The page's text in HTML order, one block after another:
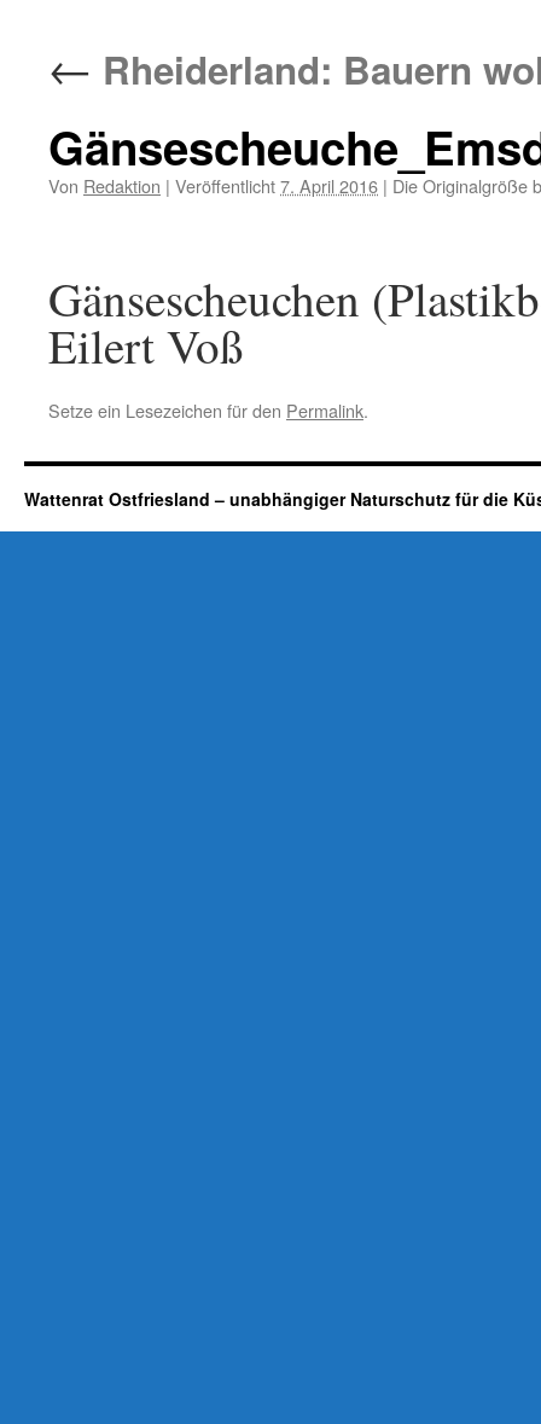
← Rheiderland: Bauern
Von Redaktion | Veröffentlicht7. April 2016 | Die Originalgröße
Gänsescheuchen
Eilert Voß
Setze ein Lesezeichen für den Permalink.
Wattenrat Ostfriesland – unabhängiger Naturschutz für die